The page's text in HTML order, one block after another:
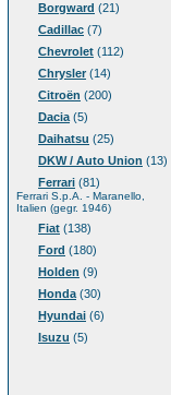
Borgward (21)
Cadillac (7)
Chevrolet (112)
Chrysler(14)
Citroën (200)
Dacia (5)
Daihatsu (25)
DKW / Auto Union (13)
Ferrari (81)
Ferrari S.p.A. - Maranello,
Italien (gegr. 1946)
Fiat (138)
Ford (180)
Holden (9)
Honda (30)
Hyundai (6)
Isuzu (5)